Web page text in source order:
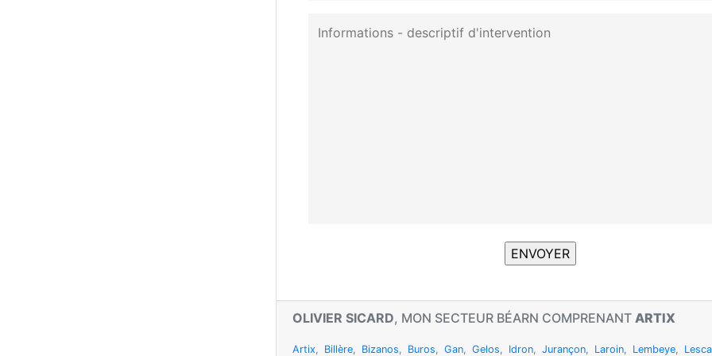
OLIVIER SICARD, MON SECTEUR BÉARN COMPRENANT ARTIX
Artix Billère Bizanos Buros Gan Gelos Idron Jurançon Laroin Lembeye